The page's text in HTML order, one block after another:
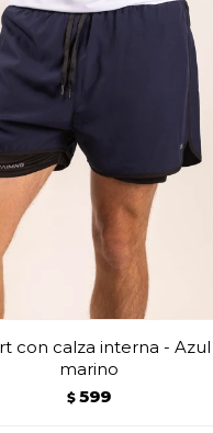
con calza interna - Azul
marino
$ 599